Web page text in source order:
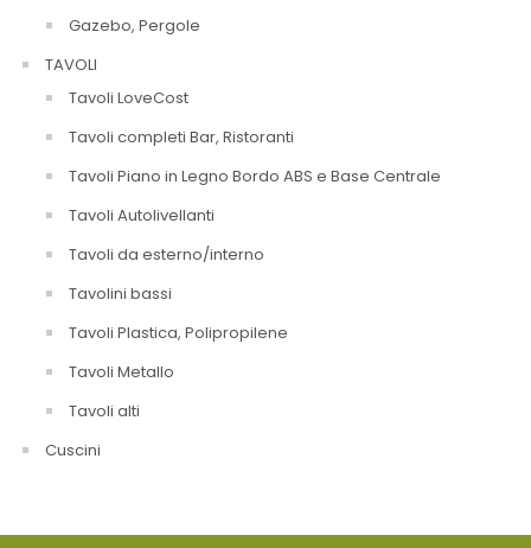
Gazebo, Pergole
TAVOLI
Tavoli LoveCost
Tavoli completi Bar, Ristoranti
Tavoli Piano in Legno Bordo ABS e Base Centrale
Tavoli Autolivellanti
Tavoli da esterno/interno
Tavolini bassi
Tavoli Plastica, Polipropilene
Tavoli Metallo
Tavoli alti
Cuscini